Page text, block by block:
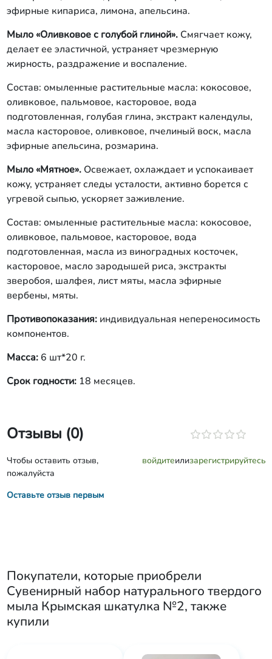
эфирные кипариса, лимона, апельсина.
Мыло «Оливковое с голубой глиной».Смягчает кожу,
делает ее эластичной, устраняет чрезмерную
жирность, раздражение и воспаление.
Состав: омыленные растительные масла: кокосовое,
оливковое, пальмовое, касторовое, вода
подготовленная, голубая глина, экстракт календулы,
масла касторовое, оливковое, пчелиный воск, масла
эфирные апельсина, розмарина.
Мыло «Мятное».Освежает, охлаждает и успокаивает
кожу, устраняет следы усталости, активно борется с
угревой сыпью, ускоряет заживление.
Состав: омыленные растительные масла: кокосовое,
оливковое, пальмовое, касторовое, вода
подготовленная, масла из виноградных косточек,
касторовое, масло зародышей риса, экстракты
зверобоя, шалфея, лист мяты, масла эфирные
вербены, мяты.
Противопоказания: индивидуальная непереносимость
компонентов.
Масса:6 шт*20 г.
Срок годности:18 месяцев.
Отзывы (0)
Чтобы оставить отзыв,
пожалуйста
войдитеилизарегистрируйтесь
Оставьте отзыв первым
Покупатели, которые приобрели
Сувенирный набор натурального твердого
мыла Крымская шкатулка №2, также
купили